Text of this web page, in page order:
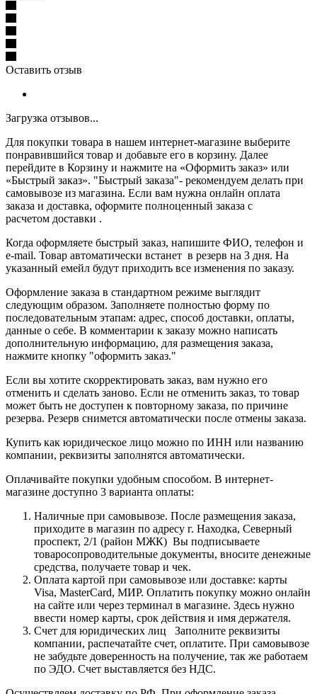
Оставить отзыв
Загрузка отзывов...
Для покупки товара в нашем интернет-магазине выберите
понравившийся товар и добавьте его в корзину. Далее
перейдите в Корзину и нажмите на «Оформить заказ» или
«Быстрый заказ». "Быстрый заказа"- рекомендуем делать при
самовывозе из магазина. Если вам нужна онлайн оплата
заказа и доставка, оформите полноценный заказа с
расчетом доставки .
Когда оформляете быстрый заказ, напишите ФИО, телефон и
e-mail. Товар автоматически встанет в резерв на 3 дня. На
указанный емейл будут приходить все изменения по заказу.
Оформление заказа в стандартном режиме выглядит
следующим образом. Заполняете полностью форму по
последовательным этапам: адрес, способ доставки, оплаты,
данные о себе. В комментарии к заказу можно написать
дополнительную информацию, для размещения заказа,
нажмите кнопку "оформить заказ."
Если вы хотите скорректировать заказ, вам нужно его
отменить и сделать заново. Если не отменить заказ, то товар
может быть не доступен к повторному заказа, по причине
резерва. Резерв снимется автоматически после отмены заказа.
Купить как юридическое лицо можно по ИНН или названию
компании, реквизиты заполнятся автоматически.
Оплачивайте покупки удобным способом. В интернет-
магазине доступно 3 варианта оплаты:
Наличные при самовывозе. После размещения заказа,
приходите в магазин по адресу г. Находка, Северный
проспект, 2/1 (район МЖК) Вы подписываете
товаросопроводительные документы, вносите денежные
средства, получаете товар и чек.
Оплата картой при самовывозе или доставке: карты
Visa, MasterCard, МИР. Оплатить покупку можно онлайн
на сайте или через терминал в магазине. Здесь нужно
ввести номер карты, срок действия и имя держателя.
Счет для юридических лиц Заполните реквизиты
компании, распечатайте счет, оплатите. При самовывозе
не забудьте доверенность на получение, так же работаем
по ЭДО. Счет выставляется без НДС.